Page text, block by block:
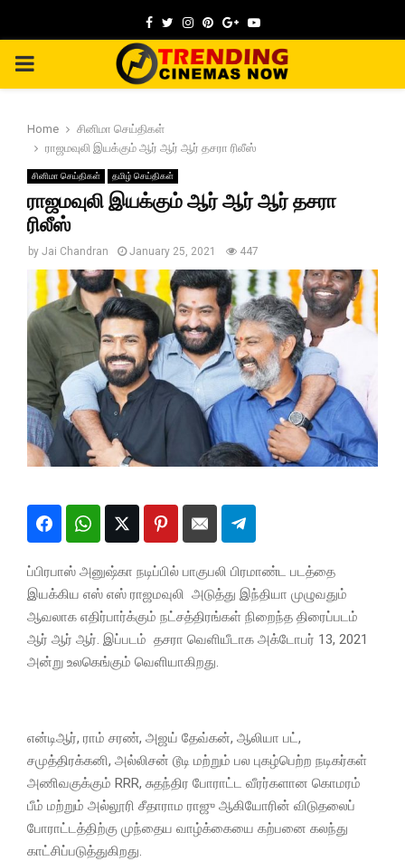
Facebook
TwitterInstagram
Pinterest
GoogleYoutube
PRIMARY
Home
சினிமா செய்திகள்
ராஜமவுலி இயக்கும் ஆர் ஆர் ஆர் தசரா ரிலீஸ்
சினிமா செய்திகள் தமிழ் செய்திகள்
ராஜமவுலி இயக்கும் ஆர் ஆர் ஆர் தசரா
ரிலீஸ்
by Jai Chandran January 25, 2021 447
ப்பிரபாஸ் அனுஷ்கா நடிப்பில் பாகுபலி பிரமாண்ட படத்தை
இயக்கிய எஸ் எஸ் ராஜமவுலி அடுத்து இந்தியா முழுவதும்
ஆவலாக எதிர்பார்க்கும் நட்சத்திரங்கள் நிறைந்த திரைப்படம்
ஆர் ஆர் ஆர். இப்படம் தசரா வெளியீடாக அக்டோபர் 13, 2021
அன்று உலகெங்கும் வெளியாகிறது.
என்டிஆர், ராம் சரண், அஜய் தேவ்கன், ஆலியா பட்,
சமுத்திரக்கனி, அல்லிசன் டூடி மற்றும் பல புகழ்பெற்ற நடிகர்கள்
அணிவகுக்கும் RRR, சுதந்திர போராட்ட வீரர்களான கொமரம்
பீம் மற்றும் அல்லூரி சீதாராம ராஜு ஆகியோரின் விடுதலைப்
போராட்டத்திற்கு முந்தைய வாழ்க்கையை கற்பனை கலந்து
காட்சிப்படுத்துகிறது.